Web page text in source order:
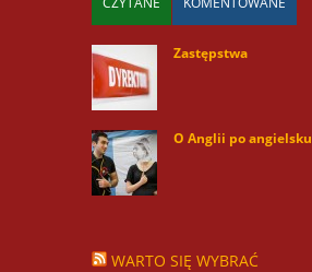
Zastępstwa
O Anglii po angielsku
WARTO SIĘ WYBRAĆ